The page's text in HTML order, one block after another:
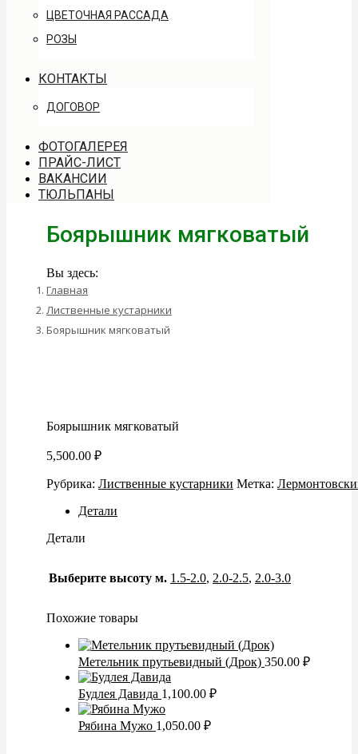
ЦВЕТОЧНАЯ РАССАДА
РОЗЫ
КОНТАКТЫ
ДОГОВОР
ФОТОГАЛЕРЕЯ
ПРАЙС-ЛИСТ
ВАКАНСИИ
ТЮЛЬПАНЫ
Боярышник мягковатый
Вы здесь:
Главная
Лиственные кустарники
Боярышник мягковатый
Боярышник мягковатый
5,500.00 ₽
Рубрика: Лиственные кустарники Метка:
Детали
Детали
Выберите высоту м. 1.5-2.0, 2.0-2.5, 2.0-3.0
Похожие товары
Метельник прутьевидный (Дрок) 350.00 ₽
Будлея Давида 1,100.00 ₽
Рябина Мужо 1,050.00 ₽